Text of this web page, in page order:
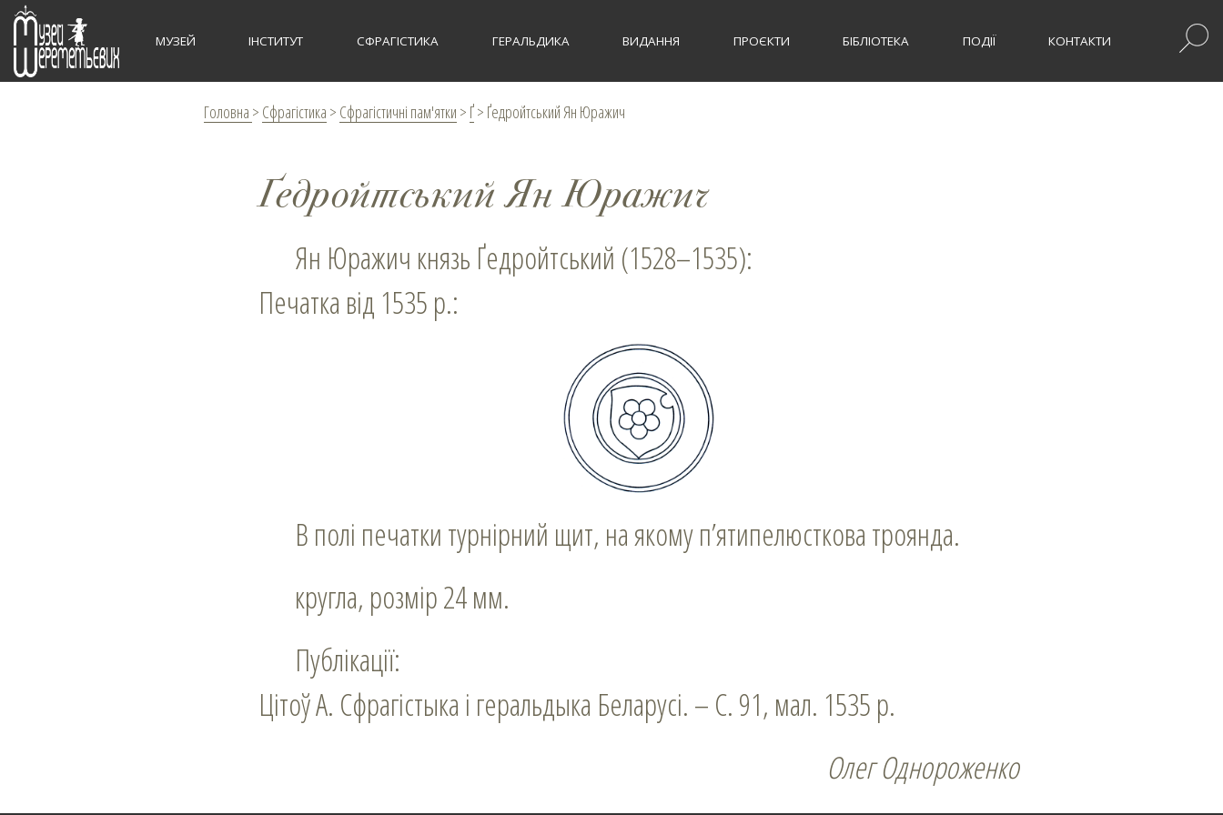
МУЗЕЙ ІНСТИТУТ СФРАГІСТИКА ГЕРАЛЬДИКА ВИДАННЯ ПРОЄКТИ БІБЛІОТЕКА ПОДІЇ КОНТАКТИ
Головна > Сфрагістика > Сфрагістичні пам'ятки > Ґ> Ґедройтський Ян Юражич
Ґедройтський Ян Юражич
Ян Юражич князь Ґедройтський (1528–1535):
Печатка від 1535 р.:
В полі печатки турнірний щит, на якому п’ятипелюсткова троянда.
кругла, розмір 24 мм.
Публікації:
Цітоў А. Сфрагістыка і геральдыка Беларусі. – С. 91, мал. 1535 р.
Олег Однороженко